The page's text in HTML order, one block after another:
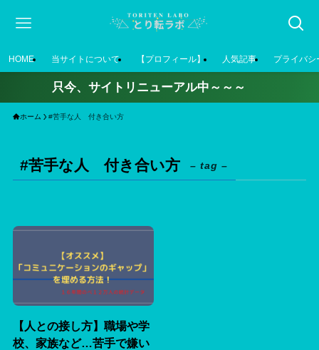
HOME 当サイトについて 【プロフィール】 人気記事 プライバシ
只今、サイトリニューアル中～～～
ホーム #苦手な人 付き合い方
#苦手な人 付き合い方 – tag –
【人との接し方】職場や学
校、家族など…苦手で嫌い